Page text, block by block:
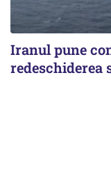
Iranul pune
redeschiderea